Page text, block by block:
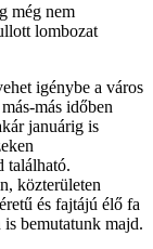
még nem
lombozat
igénybe a város
más időben
januárig is
található.
közterületen
és fajtájú élő fa
is bemutatunk majd.